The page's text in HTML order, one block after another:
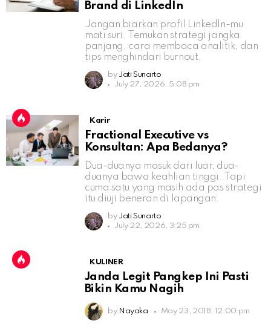
Brand di LinkedIn
Jangan biarkan profil LinkedIn-mu
mati suri. Temukan strategi jangka
panjang, cara membaca analitik, dan
tips menghindari burnout.
by Jati Sunarto
July 27, 2026, 5:08 pm
Karir
Fractional Executive vs
Konsultan: Apa Bedanya?
Dua-duanya masuk dari luar, dua-
duanya bawa keahlian tinggi. Tapi
cuma satu yang masih ada pas strategi
itu diuji beneran di lapangan.
by Jati Sunarto
July 22, 2026, 3:25 pm
KULINER
Janda Legit Pangkep Ini Pasti
Bikin Kamu Nagih
by Nayaka May 23, 2018, 12:00 pm